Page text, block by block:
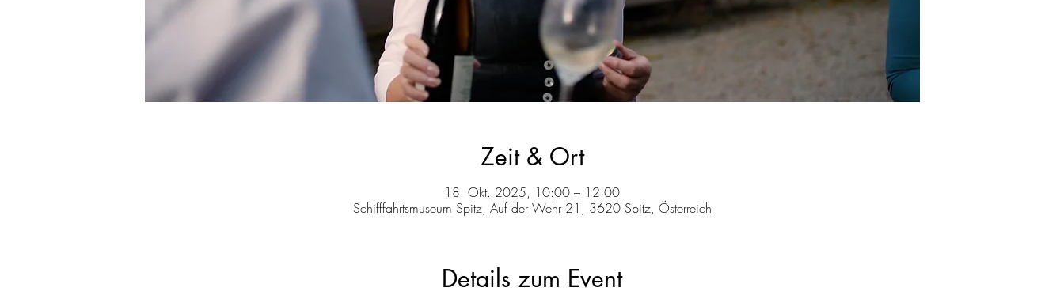
Zeit & Ort
18. Okt. 2025, 10:00 – 12:00
Schifffahrtsmuseum Spitz, Auf der Wehr 21, 3620 Spitz, Österreich
Details zum Event